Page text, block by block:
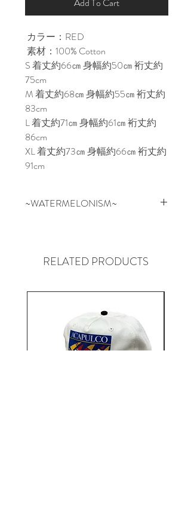
Add To Cart
カラー：RED
素材：100% Cotton
S 着丈約66㎝ 身幅約50㎝ 裄丈約
75cm
M 着丈約68㎝ 身幅約55㎝ 裄丈約
83cm
L 着丈約71㎝ 身幅約61㎝ 裄丈約
86cm
XL 着丈約73㎝ 身幅約66㎝ 裄丈約
91cm
~WATERMELONISM~
康的にリフレッシュできるもの。
スケートボードを通して文化、
り取り入れたりし展開してい
る”WATERMELONISM”
RELATED PRODUCTS